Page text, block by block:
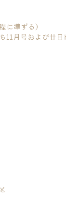
準ずる）
月号および廿日